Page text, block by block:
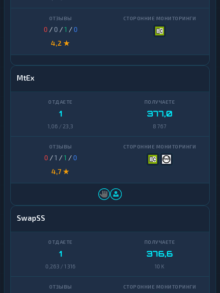
0 / 0 /1 /0
4,2 ★
MtEx
1
1,06 / 23,3
377,0
8 767
0 /1 /1 /0
4,7 ★
SwapSS
1
0,263 / 1 316
376,6
10 K